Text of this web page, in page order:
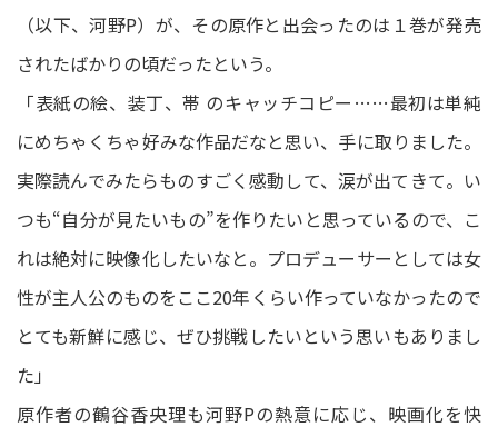
（以下、河野P）が、その原作と出会ったのは１巻が発売
されたばかりの頃だったという。
「表紙の絵、装丁、帯 のキャッチコピー……最初は単純
にめちゃくちゃ好みな作品だなと思い、⼿に取りました。
実際読んでみたらものすごく感動して、涙が出てきて。い
つも“⾃分が⾒たいもの”を作りたいと思っているので、こ
れは絶対に映像化したいなと。プロデューサーとしては⼥
性が主⼈公のものをここ20年くらい作っていなかったので
とても新鮮に感じ、ぜひ挑戦したいという思いもありまし
た」
原作者の鶴⾕⾹央理も河野Pの熱意に応じ、映画化を快